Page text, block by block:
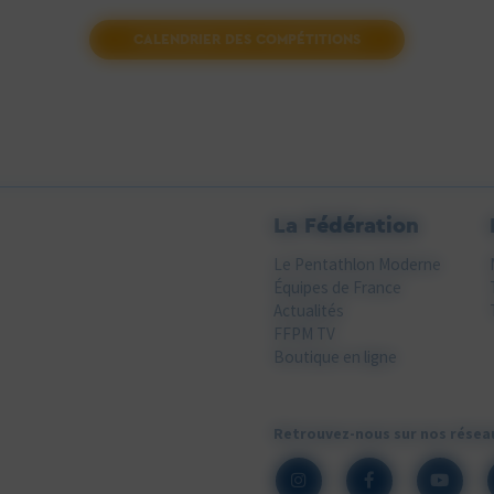
CALENDRIER DES COMPÉTITIONS
La Fédération
Le Pentathlon Moderne
Équipes de France
Actualités
FFPM TV
Boutique en ligne
Retrouvez-nous sur nos